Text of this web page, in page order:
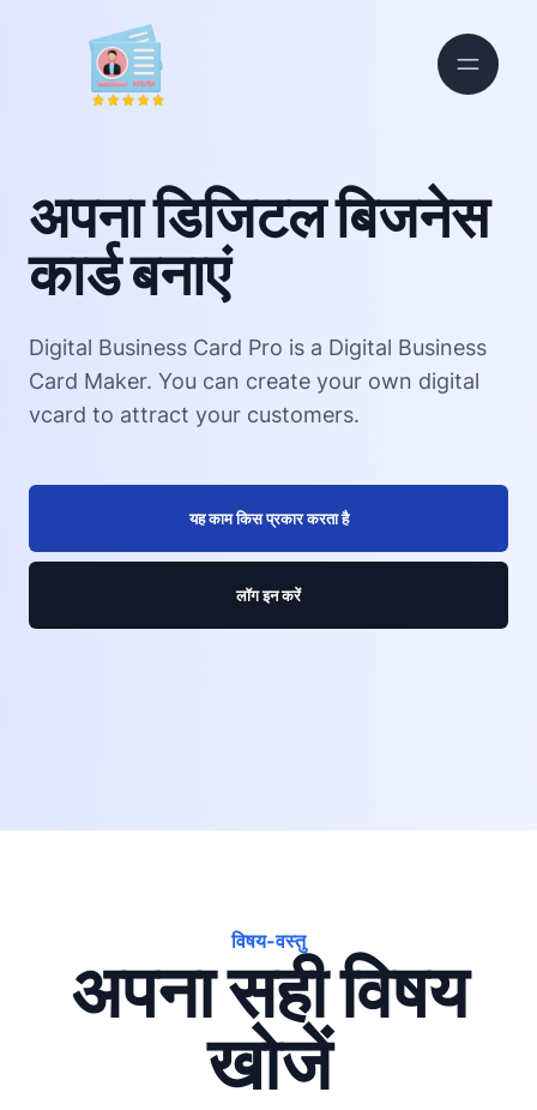
अपना डिजिटल बिजनेस
कार्ड बनाएं
Digital Business Card Pro is a Digital Business
Card Maker. You can create your own digital
vcard to attract your customers.
यह काम किस प्रकार करता है
लॉग इन करें
विषय-वस्तु
अपना सही विषय
खोजें